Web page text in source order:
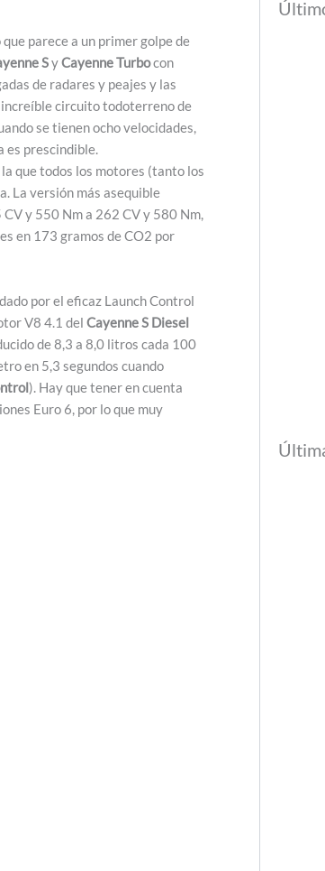
parece a un primer golpe de
SyCayenne Turbocon
de radares y peajes y las
increíble circuito todoterreno de
se tienen ocho velocidades,
es prescindible.
que todos los motores (tanto los
La versión más asequible
y 550 Nm a 262 CV y 580 Nm,
en 173 gramos de CO2 por
por el eficaz Launch Control
V8 4.1 del Cayenne S Diesel
de 8,3 a 8,0 litros cada 100
en 5,3 segundos cuando
). Hay que tener en cuenta
Euro 6, por lo que muy